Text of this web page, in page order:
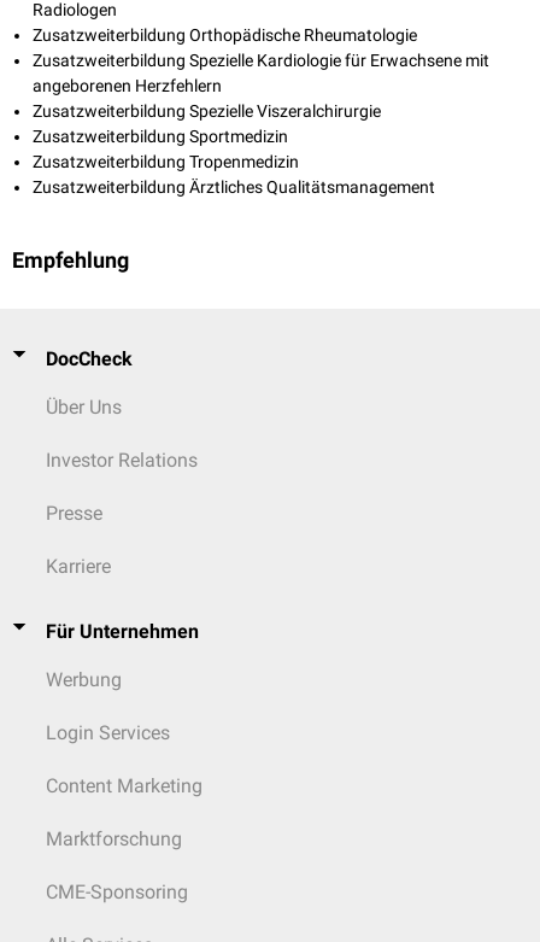
Radiologen
Zusatzweiterbildung Orthopädische Rheumatologie
Zusatzweiterbildung Spezielle Kardiologie für Erwachsene mit
angeborenen Herzfehlern
Zusatzweiterbildung Spezielle Viszeralchirurgie
Zusatzweiterbildung Sportmedizin
Zusatzweiterbildung Tropenmedizin
Zusatzweiterbildung Ärztliches Qualitätsmanagement
Empfehlung
DocCheck
Über Uns
Investor Relations
Presse
Karriere
Für Unternehmen
Werbung
Login Services
Content Marketing
Marktforschung
CME-Sponsoring